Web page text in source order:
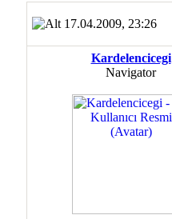
17.04.2009, 23:26
Kardelencicegi
Navigator